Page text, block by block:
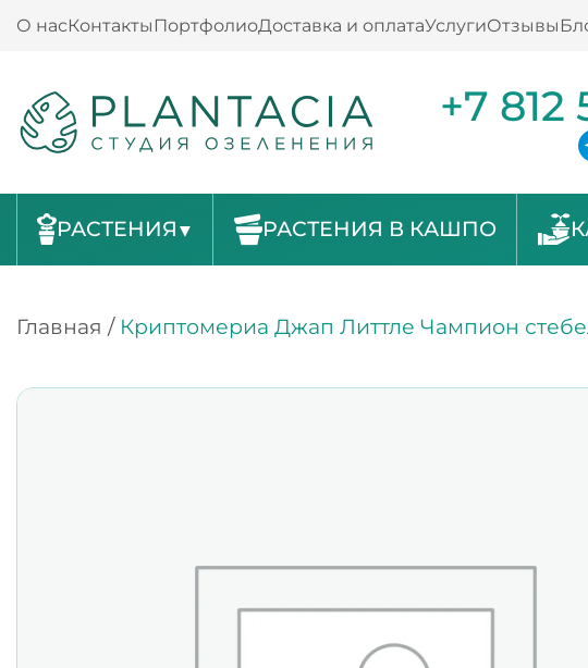
О насКонтакты ПортфолиоДоставка и оплатаУслугиОтзывы
+7 812
РАСТЕНИЯ РАСТЕНИЯ В КАШПО
Главная / Криптомериа Джап Литтле Чампион